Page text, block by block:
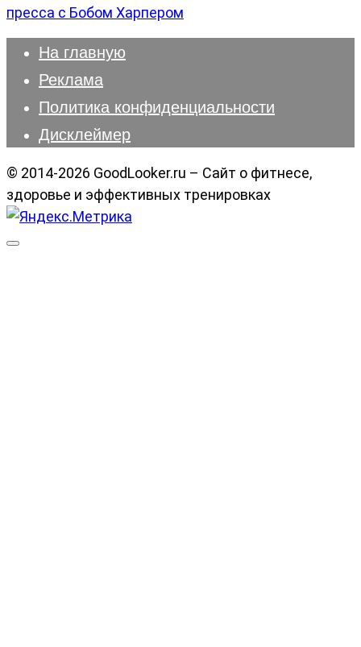
пресса с Бобом Харпером
На главную
Реклама
Политика конфиденциальности
Дисклеймер
© 2014-2026 GoodLooker.ru – Сайт о фитнесе,
здоровье и эффективных тренировках